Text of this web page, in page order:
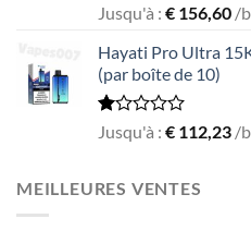
Rated
out
of
5
Jusqu'à : € 156,60 /
Hayati Pro Ultra
(par boîte de 10)
Rated
of
5
Jusqu'à : € 112,23 /
MEILLEURES VENTES